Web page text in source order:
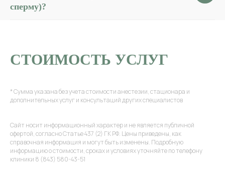
сперму)?
СТОИМОСТЬ УСЛУГ
* Сумма указана без учета стоимости анестезии, стационара и
дополнительных услуг и консультаций других специалистов
Сайт носит информационный характер и не является публичной
офертой, согласно Статье 437 (2) ГК РФ. Цены приведены, как
справочная информация и могут быть изменены. Подробную
информацию о стоимости, сроках и условиях уточняйте по телефону
клиники 8 (843) 580-43-51